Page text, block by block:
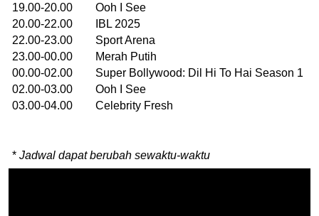
19.00-20.00 Ooh I See
20.00-22.00 IBL 2025
22.00-23.00 Sport Arena
23.00-00.00 Merah Putih
00.00-02.00 Super Bollywood: Dil Hi To Hai Season 1
02.00-03.00 Ooh I See
03.00-04.00 Celebrity Fresh
* Jadwal dapat berubah sewaktu-waktu